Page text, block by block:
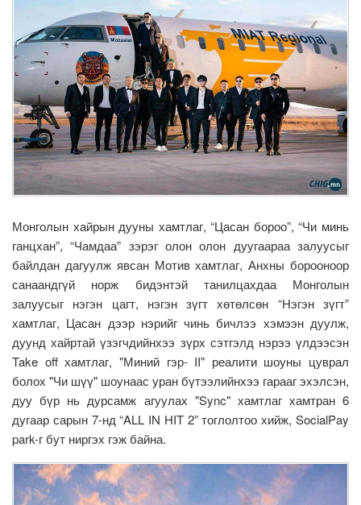
Монголын хайрын дууны хамтлаг, “Цасан бороо”, “Чи минь
ганцхан”, “Чамдаа” зэрэг олон олон дуугаараа залуусыг
байлдан дагуулж явсан Мотив хамтлаг, Анхны борооноор
санаандгүй норж бидэнтэй танилцахдаа Монголын
залуусыг нэгэн цагт, нэгэн зүгт хөтөлсөн “Нэгэн зүгт”
хамтлаг, Цасан дээр нэрийг чинь бичлээ хэмээн дуулж,
дуунд хайртай үзэгчдийнхээ зүрх сэтгэлд нэрээ үлдээсэн
Take off хамтлаг, "Миний гэр- II" реалити шоуны цуврал
болох "Чи шүү" шоунаас уран бүтээлийнхээ гарааг эхэлсэн,
дуу бүр нь дурсамж агуулах "Sync" хамтлаг хамтран 6
дугаар сарын 7-нд “ALL IN HIT 2” тоглолтоо хийж, SocialPay
park-г бут ниргэх гэж байна.